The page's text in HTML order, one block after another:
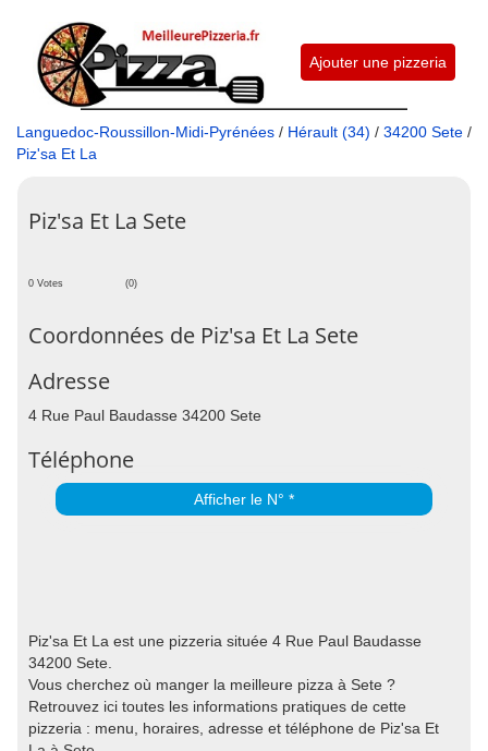
Ajouter une pizzeria
Languedoc-Roussillon-Midi-Pyrénées / Hérault (34) / 34200 Sete /
Piz'sa Et La
Piz'sa Et La Sete
0 Votes (0)
Coordonnées de Piz'sa Et La Sete
Adresse
4 Rue Paul Baudasse 34200 Sete
Téléphone
Afficher le N° *
Piz'sa Et La est une pizzeria située 4 Rue Paul Baudasse
34200 Sete.
Vous cherchez où manger la meilleure pizza à Sete ?
Retrouvez ici toutes les informations pratiques de cette
pizzeria : menu, horaires, adresse et téléphone de Piz'sa Et